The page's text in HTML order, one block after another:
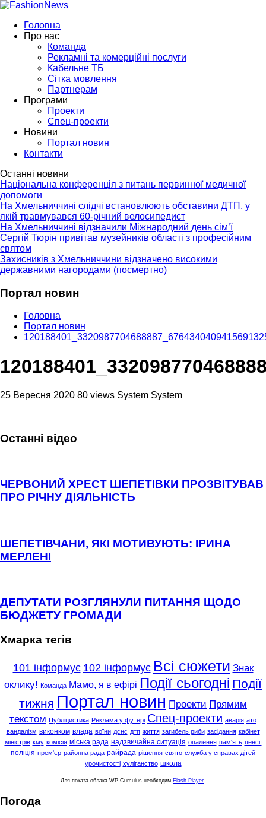
Головна
Про нас
Команда
Рекламні та комерційні послуги
Кабельне ТБ
Сітка мовлення
Партнерам
Програми
Проекти
Спец-проекти
Новини
Портал новин
Контакти
Останні новини
Національна конференція з питань первинної медичної
допомоги
На Хмельниччині слідчі встановлюють обставини ДТП, у
якій травмувався 60-річний велосипедист
На Хмельниччині відзначили Міжнародний день сім’ї
Сергій Тюрін привітав музейників області з професійним
святом
Захисників з Хмельниччини відзначено високими
державними нагородами (посмертно)
Портал новин
Головна
Портал новин
25 Вересня 2020 80 views System System
Останні відео
ЧЕРВОНИЙ ХРЕСТ ШЕПЕТІВКИ ПРОЗВІТУВАВ
ПРО РІЧНУ ДІЯЛЬНІСТЬ
ШЕПЕТІВЧАНИ, ЯКІ МОТИВУЮТЬ: ІРИНА
МЕРЛЕНІ
ДЕПУТАТИ РОЗГЛЯНУЛИ ПИТАННЯ ЩОДО
БЮДЖЕТУ ГРОМАДИ
Хмарка тегів
101 інформує 102 інформує Всі сюжети Знак
оклику! Команда Мамо, я в ефірі Події сьогодні Події
тижня Портал новин Проекти Прямим
текстом Публіцистика Реклама у футері Спец-проекти аварія ато
вандалізм виконком влада воїни дснс дтп життя загибель риби засідання кабінет
міністрів кму комісія міська рада надзвичайна ситуація опалення пам'ять пенсії
поліція прем'єр районна рада райрада рішення свято служба у справах дітей
урочистості хуліганство школа
Для показа облака WP-Cumulus необходим Flash Player
Погода